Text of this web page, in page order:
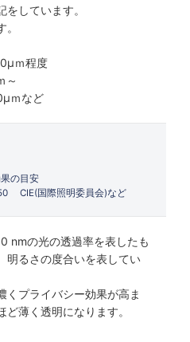
をしています。
ｍ程度
～
ｍなど
の目安
CIE(国際照明委員会)など
の光の透過率を表したも
明るさの度合いを表してい
くプライバシー効果が高ま
薄く透明になります。